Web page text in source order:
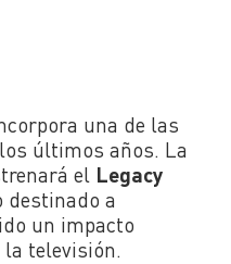
una de las
últimos años. La
el Legacy
destinado a
un impacto
televisión.